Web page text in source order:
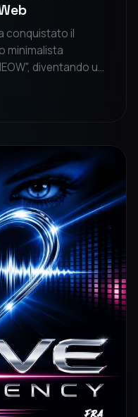
conquistato il
minimalista
diventando un
per feste e